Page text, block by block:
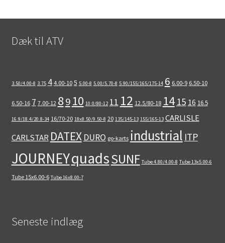
Dæk til ATV
3.50/4.00-8 3.75 4 4.00-10 5 5.00-8 5.00/5.70-8 5.90/155/165/175-14 6 6.00-9 6.50-10
6.50-16 7 7.00-12 89 10 10.0/80-12 11 12 12.5/80-18 14 15 16 16.5
16.9/18.4/20.8-34 16/70-20 18x8.50/9.50-8 20 135/145-13 155/165-13 CARLISLE
CARLSTAR DATEX DURO go-karts industrial ITP
JOURNEYquadsSUNF Tube 4.80/4.00-8 Tube 13x5.00-6
Tube 15x6.00-6 Tube 16x8.00-7
Seneste indlæg